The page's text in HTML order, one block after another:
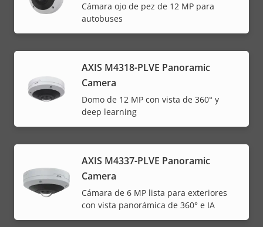
Cámara ojo de pez de 12 MP para
autobuses
AXIS M4318-PLVE Panoramic
Camera
Domo de 12 MP con vista de 360° y
deep learning
AXIS M4337-PLVE Panoramic
Camera
Cámara de 6 MP lista para exteriores
con vista panorámica de 360° e IA